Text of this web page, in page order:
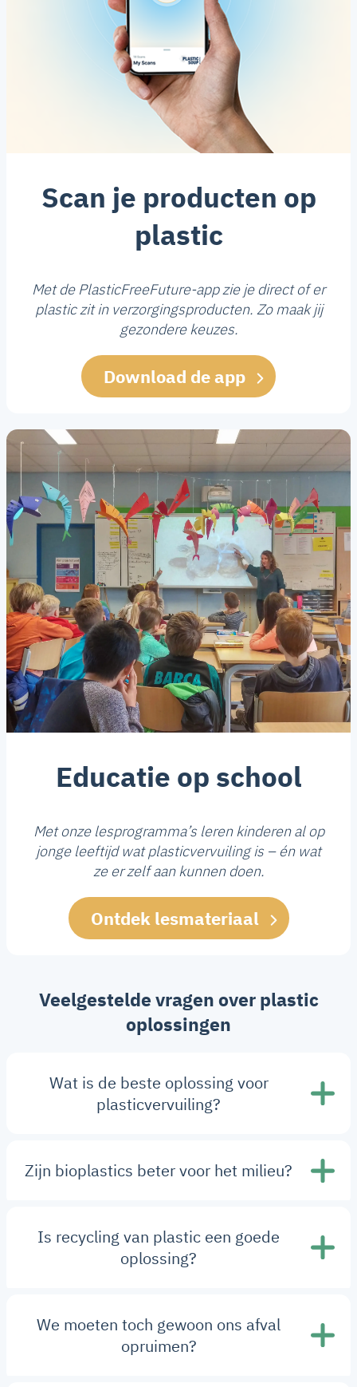
Scan je producten op
plastic
Met de PlasticFreeFuture-app zie je direct of er
plastic zit in verzorgingsproducten. Zo maak jij
gezondere keuzes.
Download de app
Educatie op school
Met onze lesprogramma’s leren kinderen al op
jonge leeftijd wat plasticvervuiling is – én wat
ze er zelf aan kunnen doen.
Ontdek lesmateriaal
Veelgestelde vragen over plastic
oplossingen
Wat is de beste oplossing voor
plasticvervuiling?
Zijn bioplastics beter voor het milieu?
Is recycling van plastic een goede
oplossing?
We moeten toch gewoon ons afval
opruimen?